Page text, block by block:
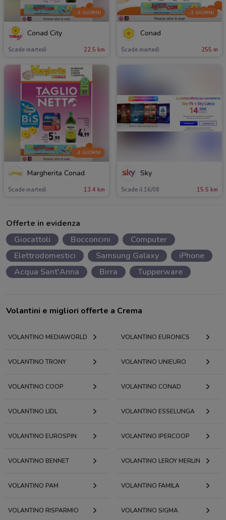
-3 GIORNI
Conad City
Scade martedì 22.5 km
-3 GIORNI
Conad
Scade martedì 255 m
-3 GIORNI
Margherita Conad
Scade martedì 13.4 km
Sky
Scade il 16/08 15.5 km
Offerte in evidenza
Giocattoli
Bocconcini
Computer
Elettrodomestici
Samsung Galaxy
iPhone
Acqua Sant'Anna
Birra Tupperware
Volantini e migliori offerte a Crema
VOLANTINO MEDIAWORLD VOLANTINO EURONICS
VOLANTINO TRONY VOLANTINO UNIEURO
VOLANTINO COOP VOLANTINO CONAD
VOLANTINO LIDL VOLANTINO ESSELUNGA
VOLANTINO EUROSPIN VOLANTINO IPERCOOP
VOLANTINO BENNET VOLANTINO LEROY MERLIN
VOLANTINO PAM VOLANTINO FAMILA
VOLANTINO RISPARMIO
VOLANTINO SIGMA